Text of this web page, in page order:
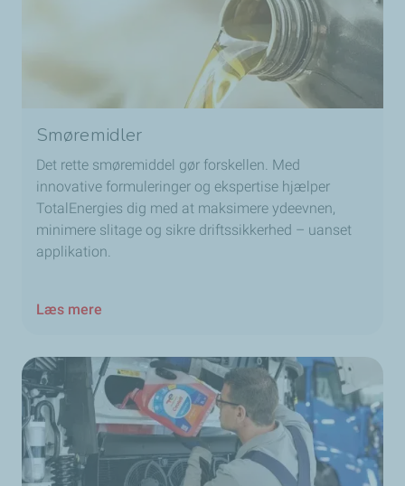
Smøremidler
Det rette smøremiddel gør forskellen. Med
innovative formuleringer og ekspertise hjælper
TotalEnergies dig med at maksimere ydeevnen,
minimere slitage og sikre driftssikkerhed – uanset
applikation.
Læs mere